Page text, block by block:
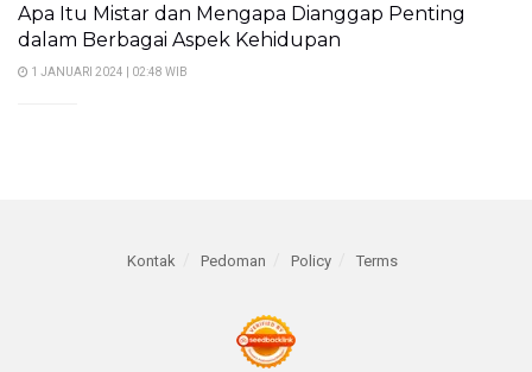
Apa Itu Mistar dan Mengapa Dianggap Penting
dalam Berbagai Aspek Kehidupan
1 JANUARI 2024 | 02:48 WIB
Kontak Pedoman Policy Terms